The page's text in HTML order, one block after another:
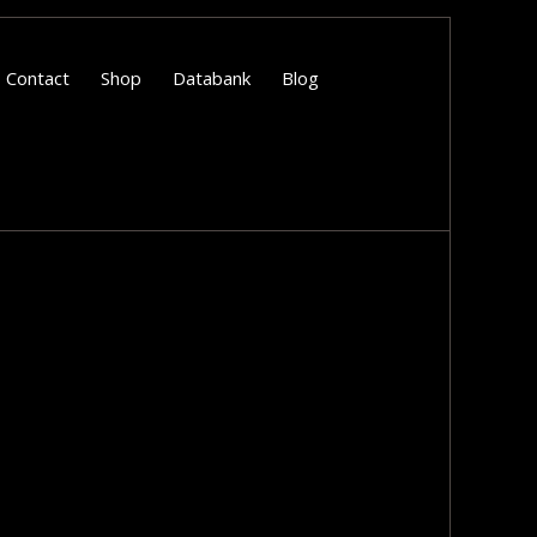
Contact Shop Databank
Blog